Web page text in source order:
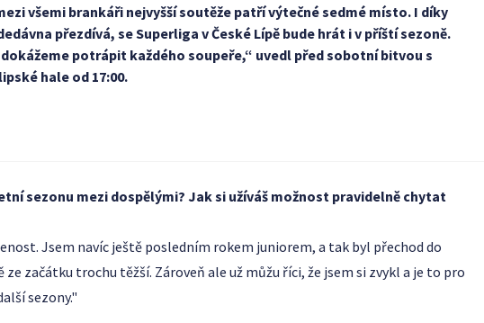
všemi brankáři nejvyšší soutěže patří výtečné sedmé místo. I díky
přezdívá, se Superliga v České Lípě bude hrát i v příští sezoně.
potrápit každého soupeře,“ uvedl před sobotní bitvou s
hale od 17:00.
sezonu mezi dospělými? Jak si užíváš možnost pravidelně chytat
Jsem navíc ještě posledním rokem juniorem, a tak byl přechod do
ze začátku trochu těžší. Zároveň ale už můžu říci, že jsem si zvykl a je to pro
sezony."